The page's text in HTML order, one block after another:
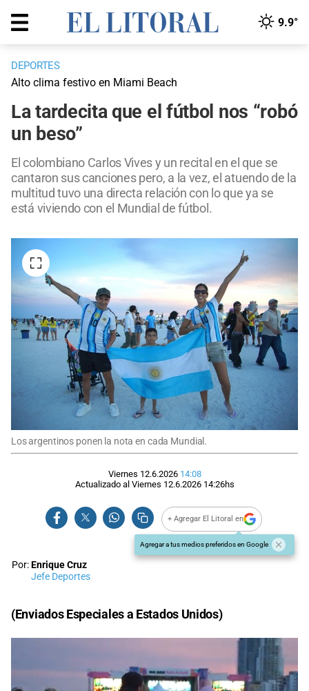
9.9°
DEPORTES
Alto clima festivo en Miami Beach
La tardecita que el fútbol nos “robó
un beso”
El colombiano Carlos Vives y un recital en el que se
cantaron sus canciones pero, a la vez, el atuendo de la
multitud tuvo una directa relación con lo que ya se
está viviendo con el Mundial de fútbol.
Los argentinos ponen la nota en cada Mundial.
Viernes 12.6.2026 14:08
Actualizado al Viernes 12.6.2026 14:26hs
+ Agregar El Litoral en
Agregar a tus medios preferidos en Google
Por:Enrique Cruz
Jefe Deportes
(Enviados Especiales a Estados Unidos)